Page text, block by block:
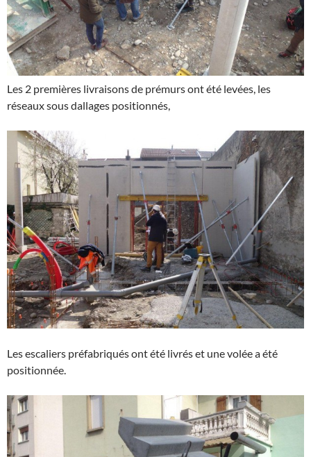
Les 2 premières livraisons de prémurs ont été levées, les
réseaux sous dallages positionnés,
Les escaliers préfabriqués ont été livrés et une volée a été
positionnée.